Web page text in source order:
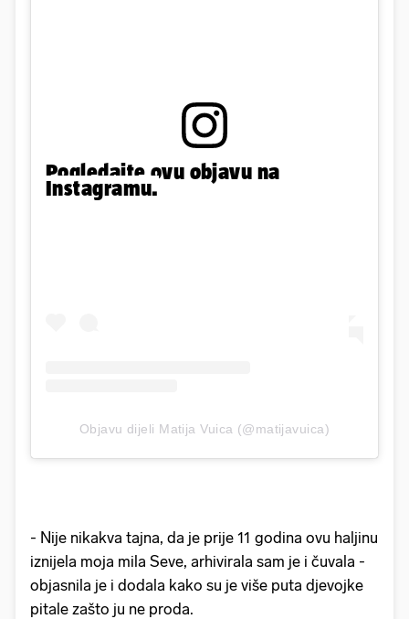
Pogledajte ovu objavu na
Instagramu.
Objavu dijeli Matija Vuica (@matijavuica)
- Nije nikakva tajna, da je prije 11 godina ovu haljinu
iznijela moja mila Seve, arhivirala sam je i čuvala -
objasnila je i dodala kako su je više puta djevojke
pitale zašto ju ne proda.